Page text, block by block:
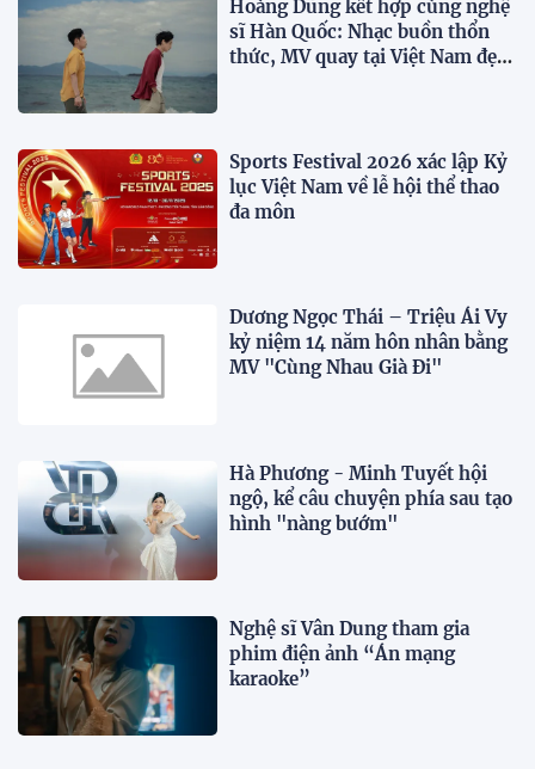
Hoàng Dũng kết hợp cùng nghệ
sĩ Hàn Quốc: Nhạc buồn thổn
thức, MV quay tại Việt Nam đẹp
Sports Festival 2026 xác lập Kỷ
lục Việt Nam về lễ hội thể thao
đa môn
Dương Ngọc Thái – Triệu Ái Vy
kỷ niệm 14 năm hôn nhân bằng
MV "Cùng Nhau Già Đi"
Hà Phương - Minh Tuyết hội
ngộ, kể câu chuyện phía sau tạo
hình "nàng bướm"
Nghệ sĩ Vân Dung tham gia
phim điện ảnh “Án mạng
karaoke”